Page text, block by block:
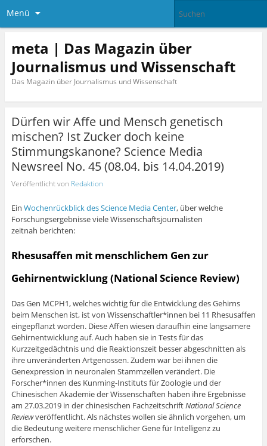
Menü
meta | Das Magazin über
Journalismus und Wissenschaft
Das Magazin über Journalismus und Wissenschaft
Dürfen wir Affe und Mensch genetisch
mischen? Ist Zucker doch keine
Stimmungskanone? Science Media
Newsreel No. 45 (08.04. bis 14.04.2019)
Veröffentlicht von Redaktion
Ein Wochenrückblick des Science Media Center, über welche
Forschungsergebnisse viele Wissenschaftsjournalisten
zeitnah berichten:
Rhesusaffen mit menschlichem Gen zur
Gehirnentwicklung (National Science Review)
Das Gen MCPH1, welches wichtig für die Entwicklung des Gehirns
beim Menschen ist, ist von Wissenschaftler*innen bei 11 Rhesusaffen
eingepflanzt worden. Diese Affen wiesen daraufhin eine langsamere
Gehirnentwicklung auf. Auch haben sie in Tests für das
Kurzzeitgedächtnis und die Reaktionszeit besser abgeschnitten als
ihre unveränderten Artgenossen. Zudem war bei ihnen die
Genexpression in neuronalen Stammzellen verändert. Die
Forscher*innen des Kunming-Instituts für Zoologie und der
Chinesischen Akademie der Wissenschaften haben ihre Ergebnisse
am 27.03.2019 in der chinesischen FachzeitschriftNational Science
Reviewveröffentlicht. Als nächstes wollen sie ähnlich vorgehen, um
die Bedeutung weitere menschlicher Gene für Intelligenz zu
erforschen.